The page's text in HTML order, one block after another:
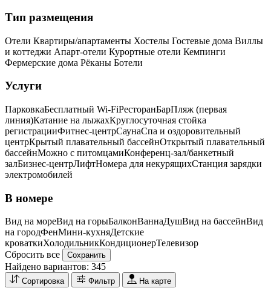
Тип размещения
Отели Квартиры/апартаменты Хостелы Гостевые дома Виллы
и коттеджи Апарт-отели Курортные отели Кемпинги
Фермерские дома Рёканы Ботели
Услуги
ПарковкаБесплатный Wi-FiРесторанБарПляж (первая
линия)Катание на лыжахКруглосуточная стойка
регистрацииФитнес-центрСаунаСпа и оздоровительный
центрКрытый плавательный бассейнОткрытый плавательный
бассейнМожно с питомцамиКонференц-зал/банкетный
залБизнес-центрЛифтНомера для некурящихCтанция зарядки
электромобилей
В номере
Вид на мореВид на горыБалконВаннаДушВид на бассейнВид
на городФенМини-кухняДетские
кроваткиХолодильникКондиционерТелевизор
Сбросить все
Сохранить
Найдено вариантов: 345
Сортировка Фильтр На карте